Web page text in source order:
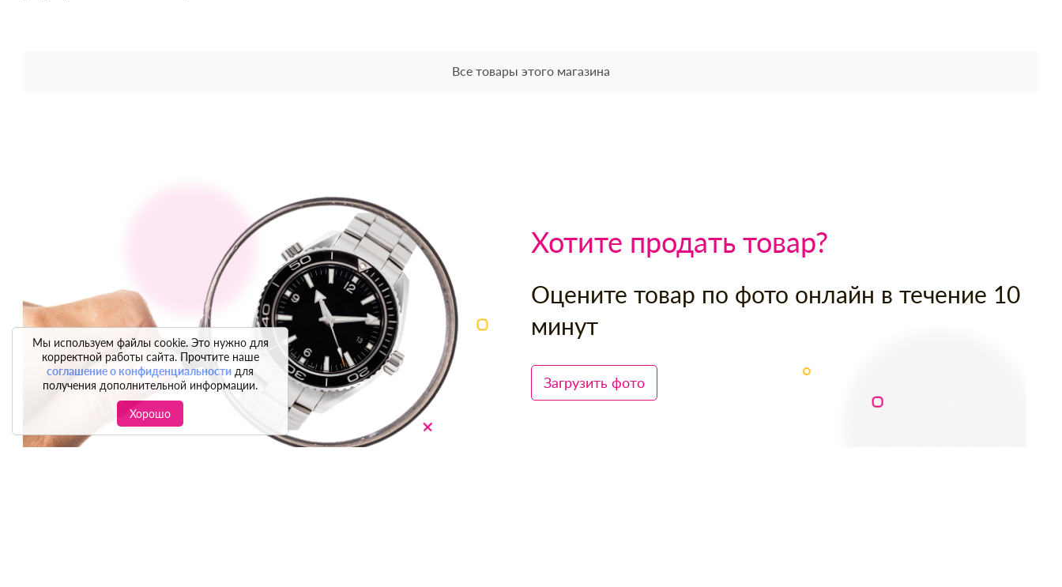
Все товары этого магазина
Хотите продать товар?
Оцените товар по фото онлайн в течение 10
минут
Загрузить фото
Мы используем файлы cookie. Это нужно для
корректной работы сайта. Прочтите наше
соглашение о конфиденциальности для
получения дополнительной информации.
Хорошо